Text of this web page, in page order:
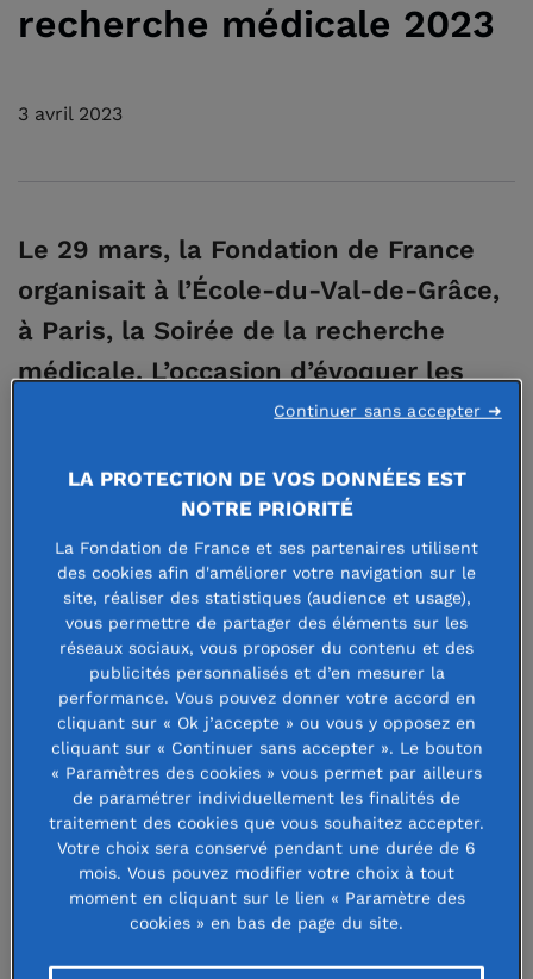
recherche médicale 2023
3 avril 2023
Le 29 mars, la Fondation de France
organisait à l’École-du-Val-de-Grâce,
à Paris, la Soirée de la recherche
médicale. L’occasion d’évoquer les
grands enjeux dans deux domaines
cardiovasculaires et cancer), et de
récompenser deux chercheurs pour
leurs travaux prometteurs.
« C’est grâce à la générosité et à la confiance des
donateurs que nous pouvons soutenir depuis plus de 50
ans des sujets majeurs de santé publique, pour favoriser
l’innovation et accélérer les découvertes scientifiques.
Merci à vous tous ! »a introduitFrédéric Théret , directeur
du Développement de la Fondation de France soulignant le
rôle déterminant de la philanthropie dans le soutien à la
recherche médicale.
Retour en images
LA PROTECTION DE VOS DONNÉES EST
NOTRE PRIORITÉ
La Fondation de France et ses partenaires utilisent
des cookies afin d'améliorer votre navigation sur le
site, réaliser des statistiques (audience et usage),
vous permettre de partager des éléments sur les
réseaux sociaux, vous proposer du contenu et des
publicités personnalisés et d’en mesurer la
performance. Vous pouvez donner votre accord en
cliquant sur « Ok j’accepte » ou vous y opposez en
cliquant sur « Continuer sans accepter ». Le bouton
« Paramètres des cookies » vous permet par ailleurs
de paramétrer individuellement les finalités de
traitement des cookies que vous souhaitez accepter.
Votre choix sera conservé pendant une durée de 6
mois. Vous pouvez modifier votre choix à tout
moment en cliquant sur le lien « Paramètre des
cookies » en bas de page du site.
Continuer sans accepter ➜